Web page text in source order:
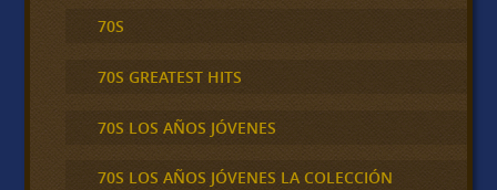
70S
70S GREATEST HITS
70S LOS AÑOS JÓVENES
70S LOS AÑOS JÓVENES LA COLECCIÓN